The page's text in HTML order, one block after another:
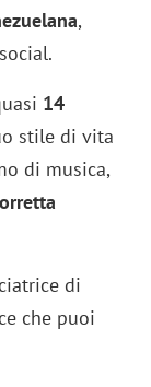
,
14
stile di vita
di musica,
di
che puoi